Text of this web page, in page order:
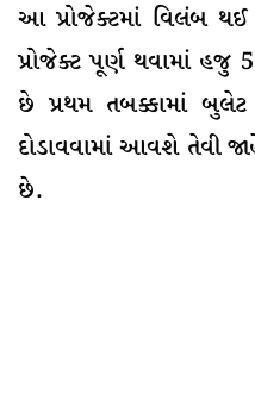
આ પ્રોજેક્ટમાં વિલંબ
પ્રોજેક્ટ પૂર્ણ થવામાં હજુ
છે પ્રથમ તબક્કામાં બુલેટ
દોડાવવામાં આવશે તેવી
છે.